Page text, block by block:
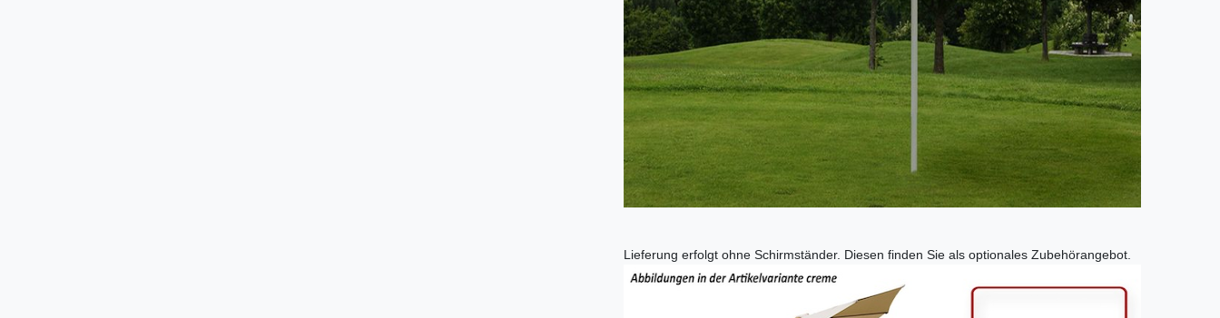
Lieferung erfolgt ohne Schirmständer. Diesen finden Sie als optionales Zubehörangebot.